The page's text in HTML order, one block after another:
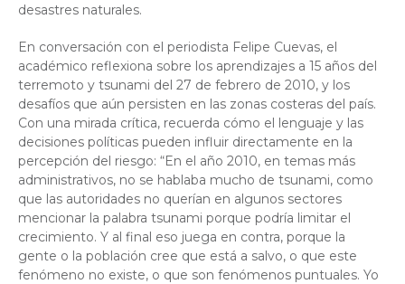
desastres naturales.
En conversación con el periodista Felipe Cuevas, el
académico reflexiona sobre los aprendizajes a 15 años del
terremoto y tsunami del 27 de febrero de 2010, y los
desafíos que aún persisten en las zonas costeras del país.
Con una mirada crítica, recuerda cómo el lenguaje y las
decisiones políticas pueden influir directamente en la
percepción del riesgo: “En el año 2010, en temas más
administrativos, no se hablaba mucho de tsunami, como
que las autoridades no querían en algunos sectores
mencionar la palabra tsunami porque podría limitar el
crecimiento. Y al final eso juega en contra, porque la
gente o la población cree que está a salvo, o que este
fenómeno no existe, o que son fenómenos puntuales. Yo